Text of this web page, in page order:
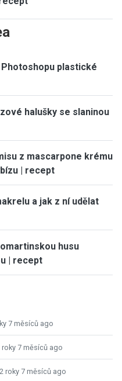
plastické
halušky se slaninou
z mascarpone krému
| recept
a jak z ní udělat
husu
| recept
7 měsíců ago
roky 7 měsíců ago
2 roky 7 měsíců ago